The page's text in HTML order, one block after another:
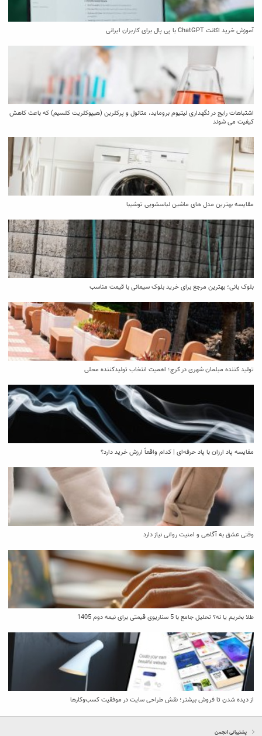
آموزش خرید اکانت ChatGPT با پی پال برای کاربران ایرانی
اشتباهات رایج در نگهداری لیتیوم بروماید، متانول و پرکلرین (هیپوکلریت کلسیم) که باعث کاهش
کیفیت می‌ شوند
مقایسه بهترین مدل ‌های ماشین لباسشویی توشیبا
بلوک بانی؛ بهترین مرجع برای خرید بلوک سیمانی با قیمت مناسب
تولید کننده مبلمان شهری در کرج؛ اهمیت انتخاب تولیدکننده محلی
مقایسه پاد ارزان با پاد حرفه‌ای | کدام واقعاً ارزش خرید دارد؟
وقتی عشق به آگاهی و امنیت روانی نیاز دارد
طلا بخریم یا نه؟ تحلیل جامع با 5 سناریوی قیمتی برای نیمه دوم 1405
از دیده شدن تا فروش بیشتر؛ نقش طراحی سایت در موفقیت کسب‌وکارها
پشتیبانی انجمن